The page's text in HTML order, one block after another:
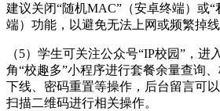
建议关闭“随机MAC”（安卓终端）或“
端）功能，以避免无法上网或频繁掉线
（5）学生可关注公众号“IP校园”，进
角“校趣多”小程序进行套餐余量查询
下线、密码重置等操作，后台留言可
扫描二维码进行相关操作。